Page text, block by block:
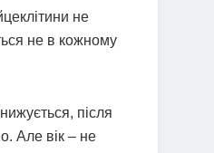
не
не в кожному
після
Але вік – не